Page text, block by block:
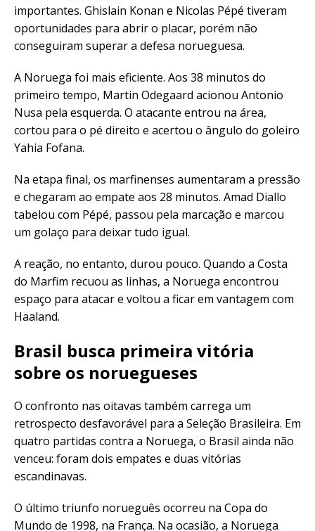
importantes. Ghislain Konan e Nicolas Pépé tiveram
oportunidades para abrir o placar, porém não
conseguiram superar a defesa norueguesa.
A Noruega foi mais eficiente. Aos 38 minutos do
primeiro tempo, Martin Odegaard acionou Antonio
Nusa pela esquerda. O atacante entrou na área,
cortou para o pé direito e acertou o ângulo do goleiro
Yahia Fofana.
Na etapa final, os marfinenses aumentaram a pressão
e chegaram ao empate aos 28 minutos. Amad Diallo
tabelou com Pépé, passou pela marcação e marcou
um golaço para deixar tudo igual.
A reação, no entanto, durou pouco. Quando a Costa
do Marfim recuou as linhas, a Noruega encontrou
espaço para atacar e voltou a ficar em vantagem com
Haaland.
Brasil busca primeira vitória
sobre os noruegueses
O confronto nas oitavas também carrega um
retrospecto desfavorável para a Seleção Brasileira. Em
quatro partidas contra a Noruega, o Brasil ainda não
venceu: foram dois empates e duas vitórias
escandinavas.
O último triunfo norueguês ocorreu na Copa do
Mundo de 1998, na França. Na ocasião, a Noruega